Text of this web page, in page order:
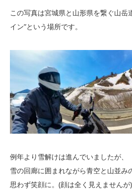
この写真は宮城県と山形県を繋ぐ山岳
イン”という場所です。
例年より雪解けは進んでいましたが、
雪の回廊に囲まれながら青空と山並み
思わず笑顔に。(顔は全く見えませんが)